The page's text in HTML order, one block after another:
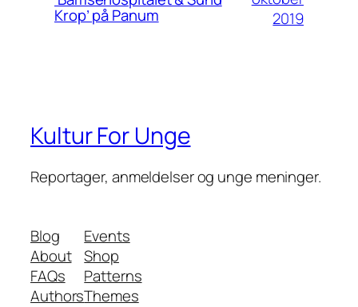
Krop’ på Panum
2019
Kultur For Unge
Reportager, anmeldelser og unge meninger.
Blog
About
FAQs
Authors
Events
Shop
Patterns
Themes